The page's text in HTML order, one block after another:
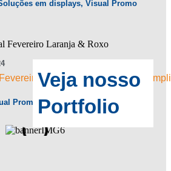
em displays,Visual Promo
Laranja e Roxo buscam
Promo
Veja nosso
Portfolio